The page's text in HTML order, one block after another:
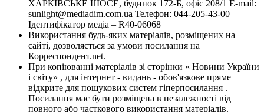
ХАРКІВСЬКЕ ШОСЕ, будинок 172-Б, офіс 208/1 E-mail:
sunlight@mediadim.com.ua Телефон: 044-205-43-00
Ідентифікатор медіа – R40-06068
Використання будь-яких матеріалів, розміщених на
сайті, дозволяється за умови посилання на
Корреспондент.net.
При копіюванні матеріалів зі сторінки « Новини України
і світу» , для інтернет - видань - обов'язкове пряме
відкрите для пошукових систем гіперпосилання .
Посилання має бути розміщена в незалежності від
повного або часткового використання матеріалів.